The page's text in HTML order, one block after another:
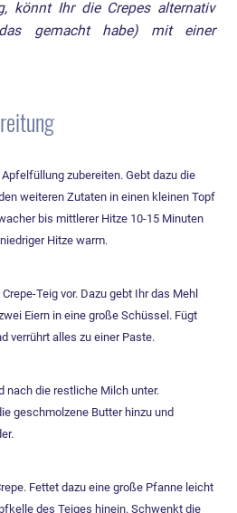
könnt Ihr die Crepes alternativ
gemacht habe) mit einer
zubereiten. Gebt dazu die
weiteren Zutaten in einen kleinen Topf
bis mittlerer Hitze 10-15 Minuten
Hitze warm.
Teig vor. Dazu gebt Ihr das Mehl
Eiern in eine große Schüssel. Fügt
verrührt alles zu einer Paste.
nach die restliche Milch unter.
geschmolzene Butter hinzu und
Fettet dazu eine große Pfanne leicht
des Teiges hinein. Schwenkt die